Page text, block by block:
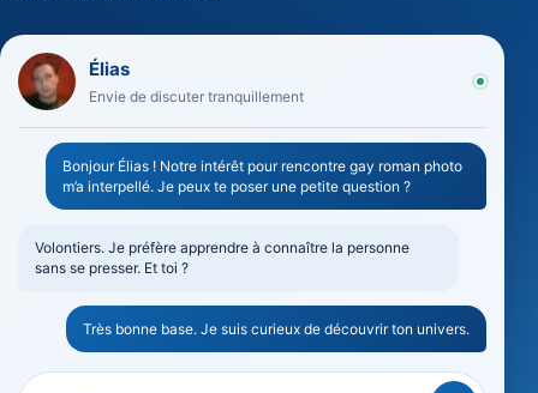
Élias
Envie de discuter tranquillement
Bonjour Élias ! Notre intérêt pour rencontre gay roman photo
m’a interpellé. Je peux te poser une petite question ?
Volontiers. Je préfère apprendre à connaître la personne
sans se presser. Et toi ?
Très bonne base. Je suis curieux de découvrir ton univers.